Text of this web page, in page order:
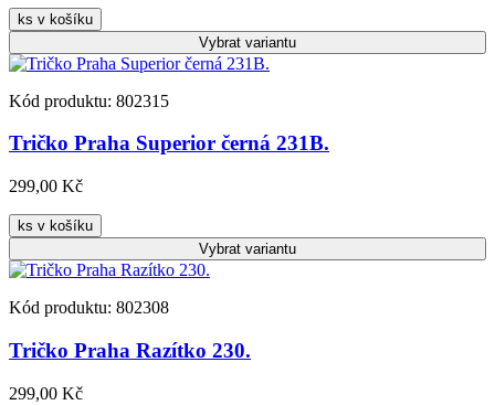
ks v košíku
Vybrat variantu
Kód produktu: 802315
Tričko Praha Superior černá 231B.
299,00 Kč
ks v košíku
Vybrat variantu
Kód produktu: 802308
Tričko Praha Razítko 230.
299,00 Kč